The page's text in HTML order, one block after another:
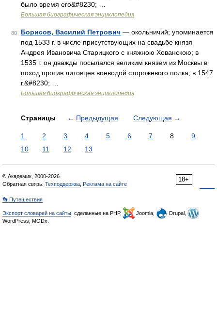
было время его&#8230; …
Большая биографическая энциклопедия
80 Борисов, Василий Петрович — окольничий; упоминается
под 1533 г. в числе присутствующих на свадьбе князя
Андрея Ивановича Старицкого с княжною Хованскою; в
1535 г. он дважды посылался великим князем из Москвы в
поход против литовцев воеводой сторожевого полка; в 1547
г.&#8230; …
Большая биографическая энциклопедия
Страницы ← Предыдущая Следующая →
1 2 3 4 5 6 7 8
9
10
11 12 13
18+
© Академик, 2000-2026
Обратная связь: Техподдержка Реклама на сайте
👣 Путешествия
Экспорт словарей на сайты , сделанные на PHP, Joomla,
Drupal,
WordPress, MODx.